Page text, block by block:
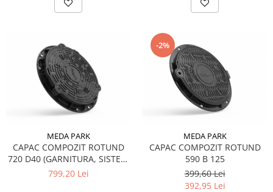
MEDA PARK
CAPAC COMPOZIT ROTUND
720 D40 (GARNITURA, SISTEM
INCHIDERE)
799,20 Lei
-2%
MEDA PARK
CAPAC COMPOZIT ROTUND
590 B 125
399,60 Lei
392,95 Lei